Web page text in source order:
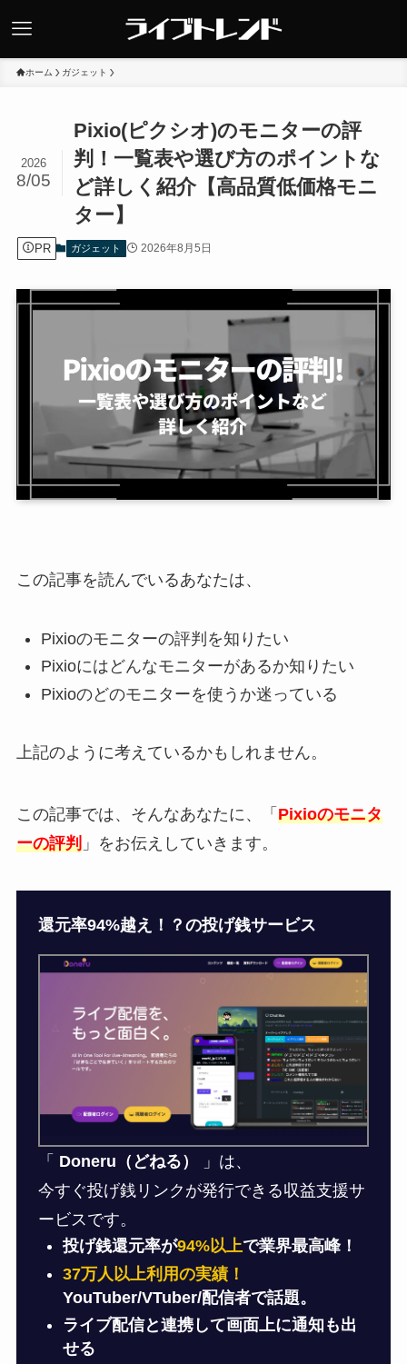
ホーム ガジェット
Pixio(ピクシオ)のモニターの評
判！一覧表や選び方のポイントな
ど詳しく紹介【高品質低価格モニ
ター】
2026
8/05
PR ガジェット 2026年8月5日
この記事を読んでいるあなたは、
Pixioのモニターの評判を知りたい
Pixioにはどんなモニターがあるか知りたい
Pixioのどのモニターを使うか迷っている
上記のように考えているかもしれません。
この記事では、そんなあなたに、「 Pixioのモニタ
ーの評判」をお伝えしていきます。
還元率94%越え！？の投げ銭サービス
「 Doneru（どねる）
」は、
今すぐ投げ銭リンクが発行できる収益支援サ
ービスです。
投げ銭還元率が94%以上で業界最高峰！
37万人以上利用の実績！
YouTuber/VTuber/配信者で話題。
ライブ配信と連携して画面上に通知も出
せる